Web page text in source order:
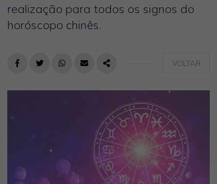
realização para todos os signos do
horóscopo chinês.
FACEBOOKTWITTERWHATSAPP
E-MAILPARTILHAR VOLTAR